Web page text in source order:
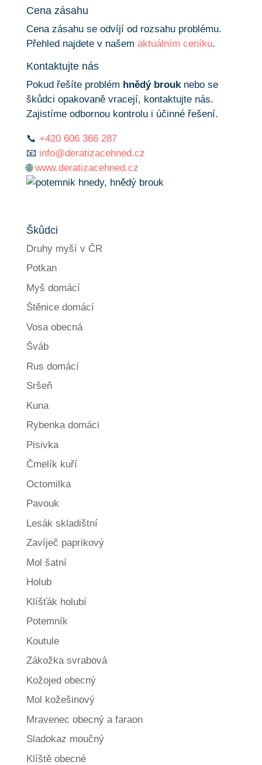
Cena zásahu
Cena zásahu se odvíjí od rozsahu problému.
Přehled najdete v našem aktuálním ceníku.
Kontaktujte nás
Pokud řešíte problém hnědý brouknebo se
škůdci opakovaně vracejí, kontaktujte nás.
Zajistíme odbornou kontrolu i účinné řešení.
📞 +420 606 366 287
📧 info@deratizacehned.cz
🌐www.deratizacehned.cz
Škůdci
Druhy myší v ČR
Potkan
Myš domácí
Štěnice domácí
Vosa obecná
Šváb
Rus domácí
Sršeň
Kuna
Rybenka domáci
Pisivka
Čmelík kuří
Octomilka
Pavouk
Lesák skladištní
Zavíječ paprikový
Mol šatní
Holub
Klíšťák holubí
Potemník
Koutule
Zákožka svrabová
Kožojed obecný
Mol kožešinový
Mravenec obecný a faraon
Sladokaz moučný
Klíště obecné